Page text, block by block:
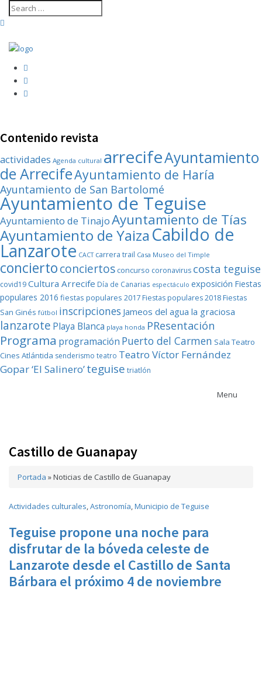
Contenido revista
actividades Agenda cultural arrecifeAyuntamiento
de ArrecifeAyuntamiento de Haría
Ayuntamiento de San Bartolomé
Ayuntamiento de Teguise
Ayuntamiento de TinajoAyuntamiento de Tías
Ayuntamiento de Yaiza Cabildo de
Lanzarote CACT carrera trail Casa Museo del Timple
conciertoconciertos concurso coronavirus costa teguise
covid19Cultura Arrecife Día de Canarias espectáculo exposición Fiestas
populares 2016 fiestas populares 2017 Fiestas populares 2018Fiestas
San Ginés fútbol inscripciones Jameos del agua la graciosa
lanzarote Playa Blanca playa honda PResentación
Programa programación Puerto del Carmen Sala Teatro
Cines Atlántida senderismo teatro Teatro Víctor Fernández
Gopar ‘El Salinero’teguise triatlón
Menu
Castillo de Guanapay
Portada »Noticias de Castillo de Guanapay
Actividades culturales,Astronomía,Municipio de Teguise
Teguise propone una noche para
disfrutar de la bóveda celeste de
Lanzarote desde el Castillo de Santa
Bárbara el próximo 4 de noviembre